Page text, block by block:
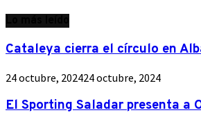
Cataleya cierra el círculo en
24 octubre, 202424 octubre, 2024
El Sporting Saladar presenta a